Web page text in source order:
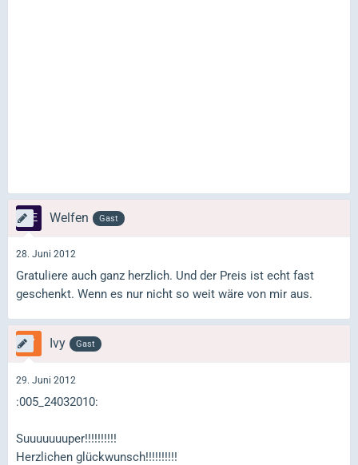
Welfen Gast
28. Juni 2012
Gratuliere auch ganz herzlich. Und der Preis ist echt fast
geschenkt. Wenn es nur nicht so weit wäre von mir aus.
Ivy Gast
29. Juni 2012
:005_24032010:
Suuuuuuuper!!!!!!!!!!
Herzlichen glückwunsch!!!!!!!!!!